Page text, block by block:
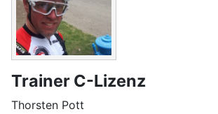
Trainer C-Lizenz
Thorsten Pott